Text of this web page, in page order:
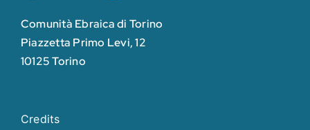
Comunità Ebraica di Torino
Piazzetta Primo Levi, 12
10125 Torino
Credits